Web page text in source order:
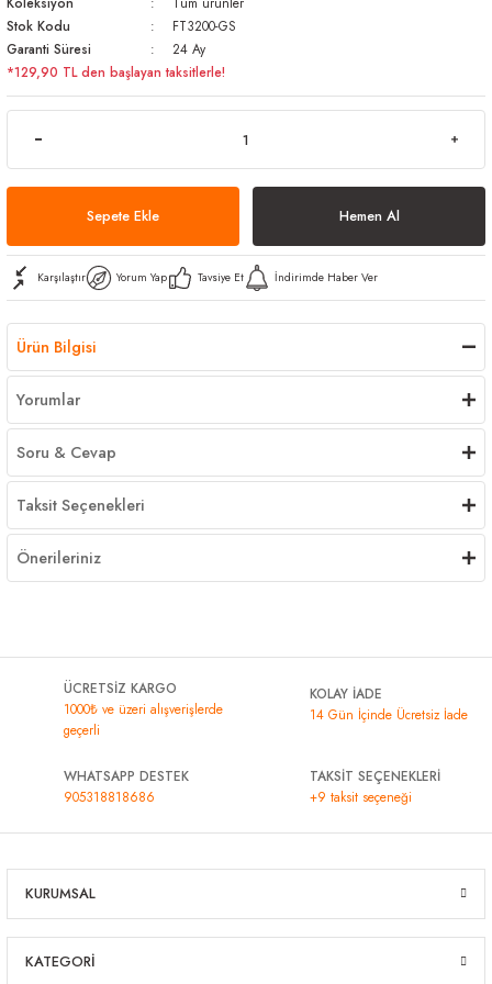
Bezler
Kovalar
Stok Kodu
FT3200-GS
Garanti Süresi
24 Ay
*129,90 TL den başlayan taksitlerle!
Sepete Ekle Hemen Al
Karşılaştır Yorum Yap Tavsiye Et İndirimde Haber Ver
Ürün Bilgisi
Yorumlar
Soru & Cevap
Taksit Seçenekleri
Önerileriniz
ÜCRETSİZ KARGO
1000₺ ve üzeri alışverişlerde
geçerli
KOLAY İADE
14 Gün İçinde Ücretsiz İade
WHATSAPP DESTEK
905318818686
TAKSİT SEÇENEKLERİ
+9 taksit seçeneği
KURUMSAL
KATEGORİ